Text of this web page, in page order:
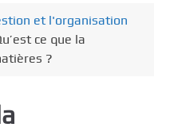
et l'organisation
ce que la
?